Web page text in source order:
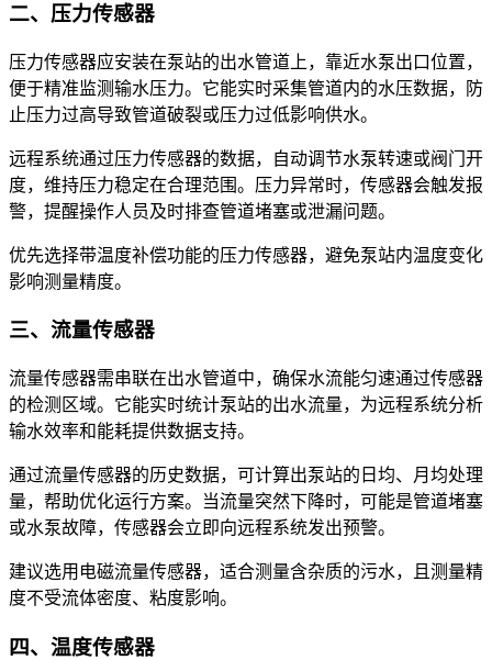
二、压力传感器
压力传感器应安装在泵站的出水管道上，靠近水泵出口位置，
便于精准监测输水压力。它能实时采集管道内的水压数据，防
止压力过高导致管道破裂或压力过低影响供水。
远程系统通过压力传感器的数据，自动调节水泵转速或阀门开
度，维持压力稳定在合理范围。压力异常时，传感器会触发报
警，提醒操作人员及时排查管道堵塞或泄漏问题。
优先选择带温度补偿功能的压力传感器，避免泵站内温度变化
影响测量精度。
三、流量传感器
流量传感器需串联在出水管道中，确保水流能匀速通过传感器
的检测区域。它能实时统计泵站的出水流量，为远程系统分析
输水效率和能耗提供数据支持。
通过流量传感器的历史数据，可计算出泵站的日均、月均处理
量，帮助优化运行方案。当流量突然下降时，可能是管道堵塞
或水泵故障，传感器会立即向远程系统发出预警。
建议选用电磁流量传感器，适合测量含杂质的污水，且测量精
度不受流体密度、粘度影响。
四、温度传感器